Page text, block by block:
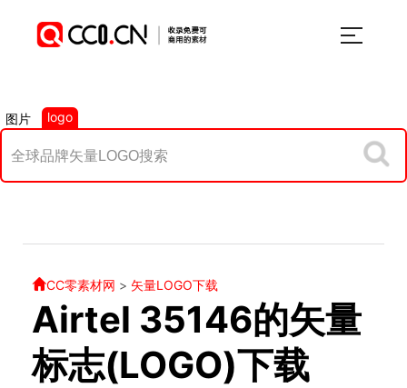
图片 logo
CC零素材网 > 矢量LOGO下载
Airtel 35146的矢量
标志(LOGO)下载